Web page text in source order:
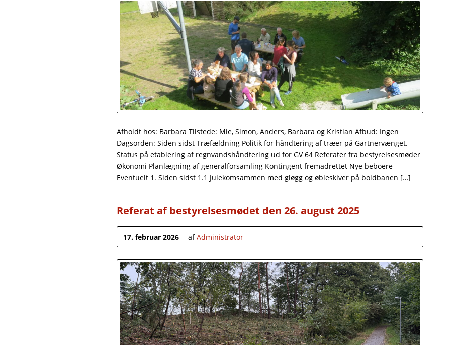
Afholdt hos: Barbara Tilstede: Mie, Simon, Anders, Barbara og Kristian Afbud: Ingen
Dagsorden: Siden sidst Træfældning Politik for håndtering af træer på Gartnervænget.
Status på etablering af regnvandshåndtering ud for GV 64 Referater fra bestyrelsesmøder
Økonomi Planlægning af generalforsamling Kontingent fremadrettet Nye beboere
Eventuelt 1. Siden sidst 1.1 Julekomsammen med gløgg og øbleskiver på boldbanen […]
Referat af bestyrelsesmødet den 26. august 2025
17. februar 2026 afAdministrator